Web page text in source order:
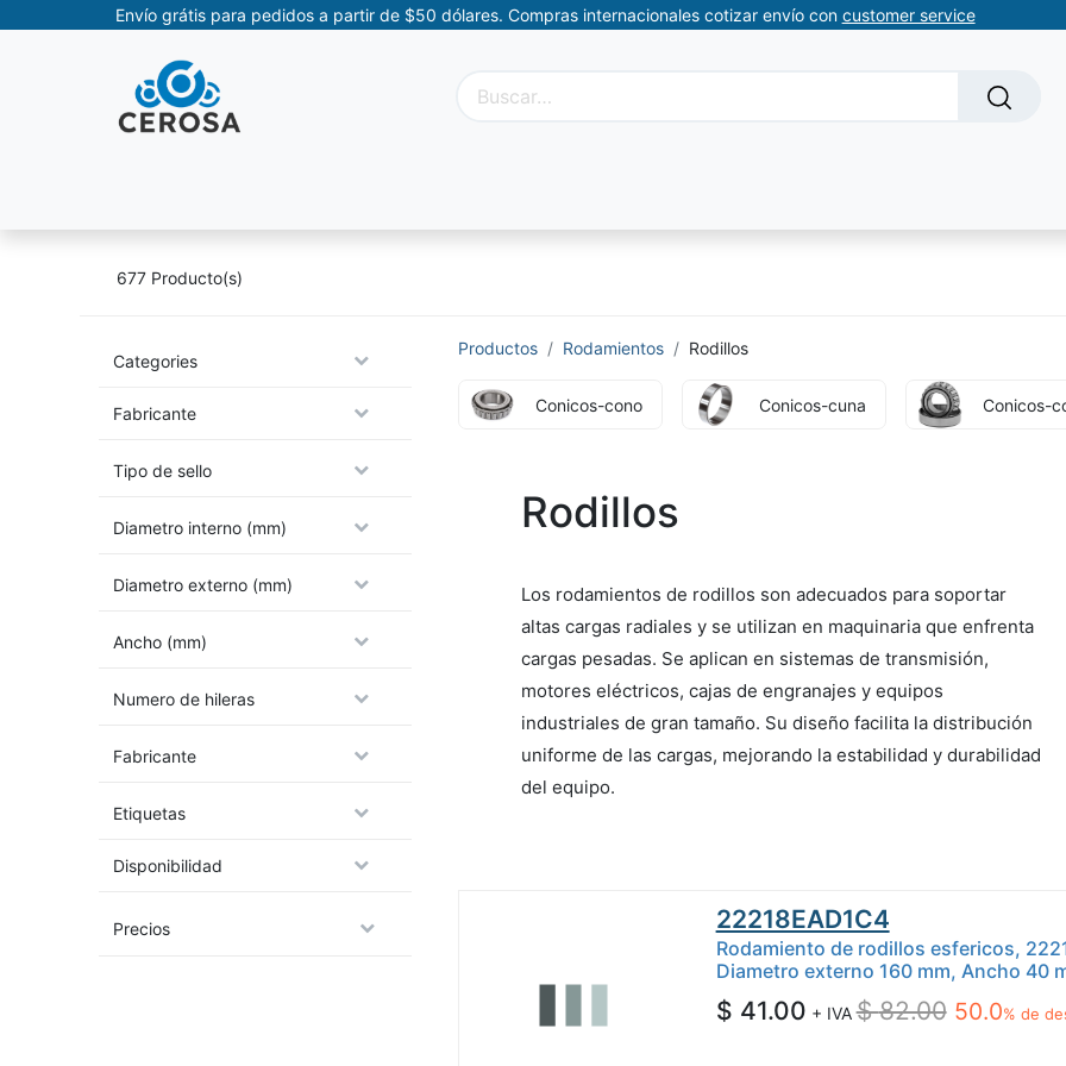
Envío grátis para pedidos a partir de $50 dólares. Compras internacionales cotizar envío con customer service
677 Producto(s)
Categories
Fabricante
Tipo de sello
Diametro interno (mm)
Diametro externo (mm)
Ancho (mm)
Numero de hileras
Fabricante
Etiquetas
Disponibilidad
Precios
Productos Rodamientos Rodillos
Conicos-cono Conicos-cuna Conicos-
Rodillos
Los rodamientos de rodillos son adecuados para soportar
altas cargas radiales y se utilizan en maquinaria que enfrenta
cargas pesadas. Se aplican en sistemas de transmisión,
motores eléctricos, cajas de engranajes y equipos
industriales de gran tamaño. Su diseño facilita la distribución
uniforme de las cargas, mejorando la estabilidad y durabilidad
del equipo.
22218EAD1C4
Rodamiento de rodillos esfericos,
Diametro externo 160 mm, Ancho 40
$ 41.00 + IVA$82.00 50.0% de